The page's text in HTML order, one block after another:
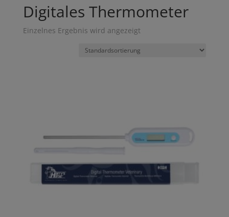
Digitales Thermometer
Einzelnes Ergebnis wird angezeigt